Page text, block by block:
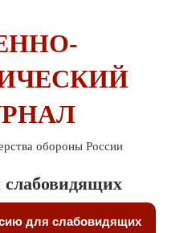
обороны России
слабовидящих
для слабовидящих